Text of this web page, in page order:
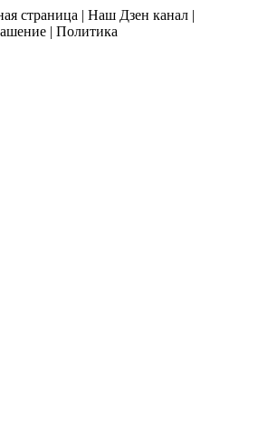
страница | Наш Дзен канал |
| Политика